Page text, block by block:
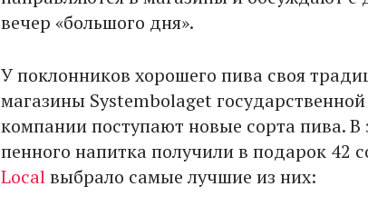
вечер «большого дня».
У поклонников хорошего пива своя
магазины Systembolaget
компании поступают новые сорта пива. В
пенного напитка получили в подарок 42
Localвыбрало самые лучшие из них: